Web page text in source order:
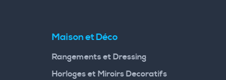
Maison et Déco
Rangements et Dressing
Horloges et Miroirs Decoratifs